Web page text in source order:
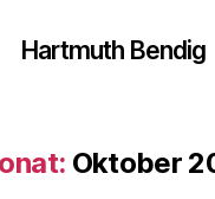
Hartmuth Bendig
Oktober